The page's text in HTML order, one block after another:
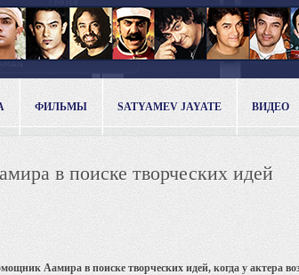
ФИЛЬМЫ SATYAMEV JAYATE ВИДЕО
в поиске творческих идей
Аамира в поиске творческих идей, когда у актера